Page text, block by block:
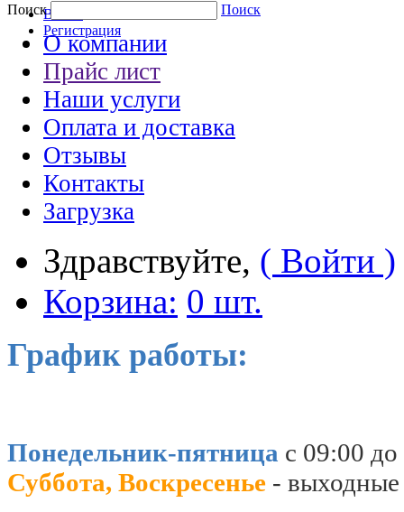
Войти
Регистрация
Поиск Поиск
О компании
Прайс лист
Наши услуги
Оплата и доставка
Отзывы
Контакты
Загрузка
Здравствуйте, ( Войти )
Корзина: 0 шт.
График работы:
Понедельник-пятница с 09:00
Суббота, Воскресенье - выходные